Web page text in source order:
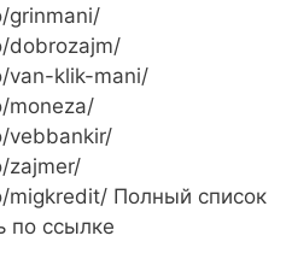
grinmani/
dobrozajm/
van-klik-mani/
moneza/
vebbankir/
zajmer/
Полный список
ссылке